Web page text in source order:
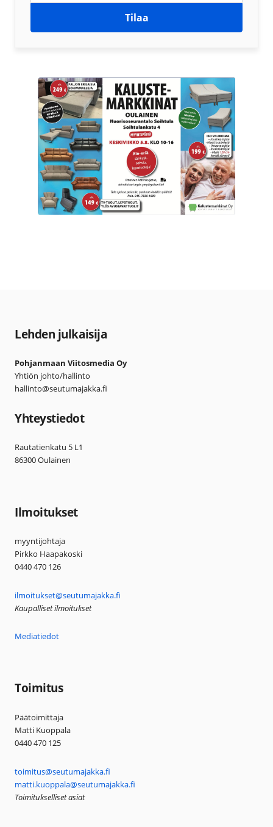
Tilaa
Lehden julkaisija
Pohjanmaan Viitosmedia Oy
Yhtiön johto/hallinto
hallinto@seutumajakka.fi
Yhteystiedot
Rautatienkatu 5 L1
86300 Oulainen
Ilmoitukset
myyntijohtaja
Pirkko Haapakoski
0440 470 126
ilmoitukset@seutumajakka.fi
Kaupalliset ilmoitukset
Mediatiedot
Toimitus
Päätoimittaja
Matti Kuoppala
0440 470 125
toimitus@seutumajakka.fi
matti.kuoppala@seutumajakka.fi
Toimitukselliset asiat